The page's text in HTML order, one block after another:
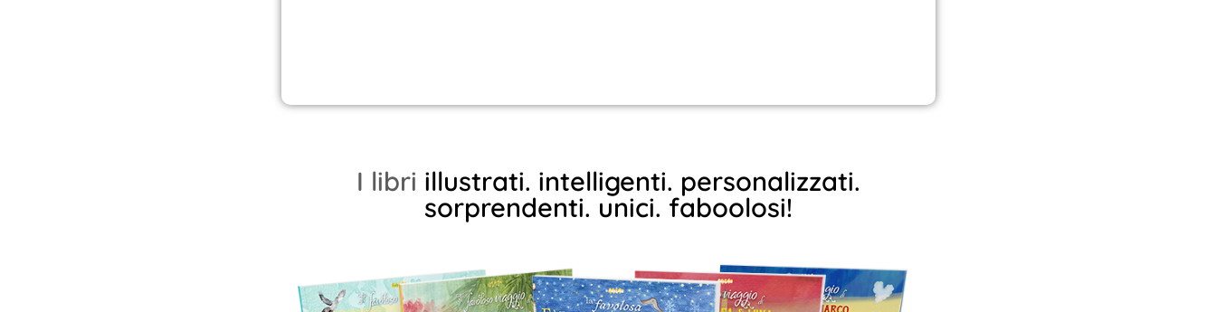
illustrati.
intelligenti.
sorprendenti.
unici.